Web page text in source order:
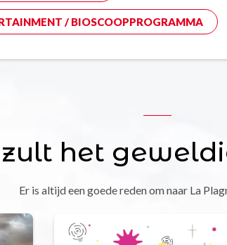
/ BIOSCOOPPROGRAMMA
het
Er is altijd een goede reden om naar La